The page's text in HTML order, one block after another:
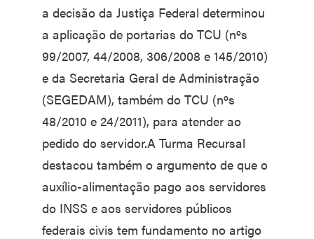
a decisão da Justiça Federal determinou
a aplicação de portarias do TCU (nºs
99/2007, 44/2008, 306/2008 e 145/2010)
e da Secretaria Geral de Administração
(SEGEDAM), também do TCU (nºs
48/2010 e 24/2011), para atender ao
pedido do servidor.A Turma Recursal
destacou também o argumento de que o
auxílio-alimentação pago aos servidores
do INSS e aos servidores públicos
federais civis tem fundamento no artigo